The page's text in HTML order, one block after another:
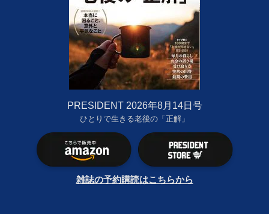
PRESIDENT 2026年8月14日号
ひとりで生きる老後の「正解」
雑誌の予約購読はこちらから